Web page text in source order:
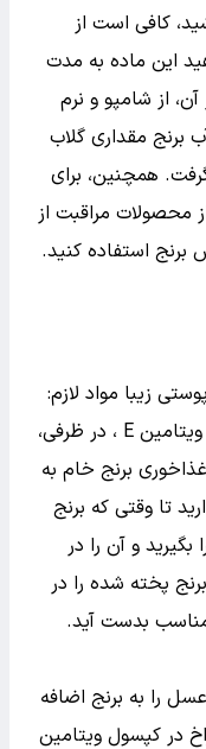
دارد باعث به
آلوده باشد،
حتما قبل از مصرف،
این ماده به مدت
از شامپو و نرم
برنج مقداری گلاب
همچنین، برای
محصولات مراقبت از
استفاده کنید.
زیبا مواد لازم: